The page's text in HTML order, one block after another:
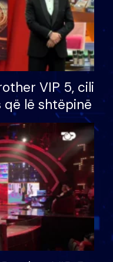
VIP 5, cili
që lë shtëpinë